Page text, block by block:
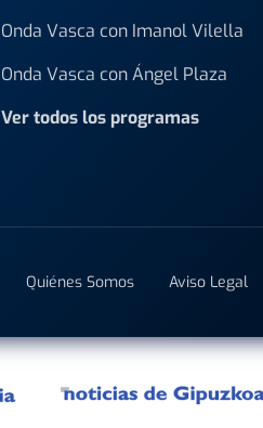
Onda Vasca con Imanol Vilella
Onda Vasca con Ángel Plaza
Ver todos los programas
Quiénes Somos Aviso Legal